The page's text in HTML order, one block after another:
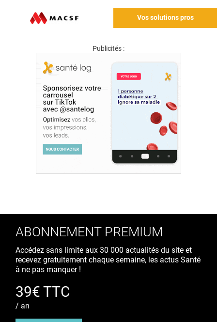
Vos solutions pros
Publicités :
ABONNEMENT PREMIUM
Accédez sans limite aux 30 000 actualités du site et
recevez gratuitement chaque semaine, les actus Santé
à ne pas manquer !
39€ TTC
/ an